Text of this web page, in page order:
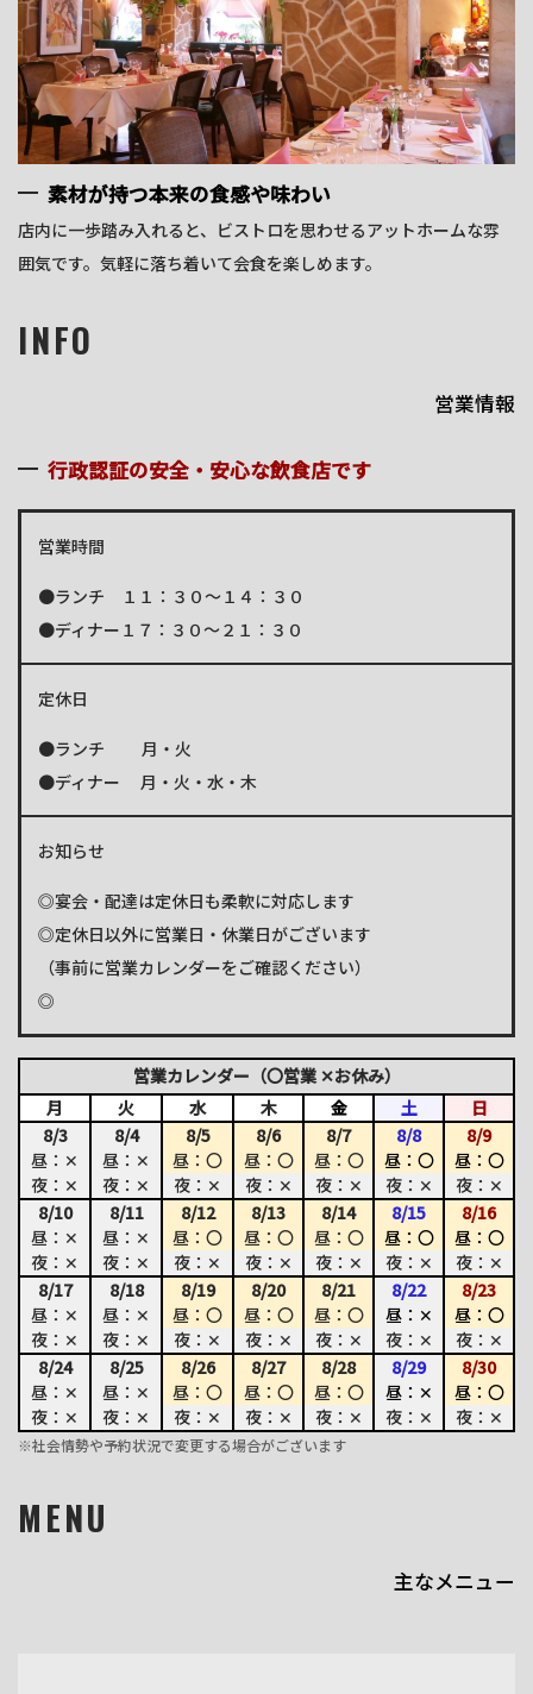
素材が持つ本来の食感や味わい
店内に一歩踏み入れると、ビストロを思わせるアットホームな雰
囲気です。気軽に落ち着いて会食を楽しめます。
INFO
営業情報
行政認証の安全・安心な飲食店です
営業時間
●ランチ １１：３０～１４：３０
●ディナー１７：３０～２１：３０
定休日
●ランチ 月・火
●ディナー 月・火・水・木
お知らせ
◎宴会・配達は定休日も柔軟に対応します
◎定休日以外に営業日・休業日がございます
（事前に営業カレンダーをご確認ください）
◎
営業カレンダー（〇営業 ✕お休み）
月
火 水 木 金 土
日
8/3
8/4 8/5 8/6 8/7 8/8
8/9
昼：✕
昼：✕ 昼：〇 昼：〇 昼：〇 昼：〇
昼：〇
夜：✕
夜：✕ 夜：✕ 夜：✕ 夜：✕ 夜：✕
夜：✕
8/10
8/11 8/12 8/13 8/14 8/15
8/16
昼：✕
昼：✕ 昼：〇 昼：〇 昼：〇 昼：〇
昼：〇
夜：✕
夜：✕ 夜：✕ 夜：✕ 夜：✕ 夜：✕
夜：✕
8/17
8/18 8/19 8/20 8/21 8/22
8/23
昼：✕
昼：✕ 昼：〇 昼：〇 昼：〇 昼：✕
昼：〇
夜：✕
夜：✕ 夜：✕ 夜：✕ 夜：✕ 夜：✕
夜：✕
8/24
8/25 8/26 8/27 8/28 8/29
8/30
昼：✕
昼：✕ 昼：〇 昼：〇 昼：〇 昼：✕
昼：〇
夜：✕
夜：✕ 夜：✕ 夜：✕ 夜：✕ 夜：✕ 夜：✕
※社会情勢や予約状況で変更する場合がございます
MENU
主なメニュー